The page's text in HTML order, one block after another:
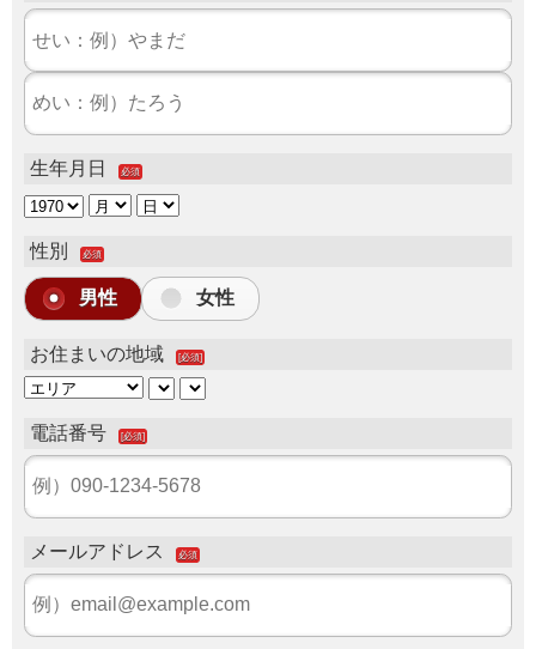
生年月日 必須
性別 必須
男性 女性
お住まいの地域 [必須]
電話番号 [必須]
メールアドレス 必須